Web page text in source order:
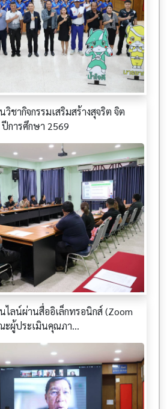
ชากิจกรรมเสริมสร้างสุจริต จิต
การศึกษา 2569
ไลน์ผ่านสื่ออิเล็กทรอนิกส์ (Zoom
ะผู้ประเมินคุณภา...